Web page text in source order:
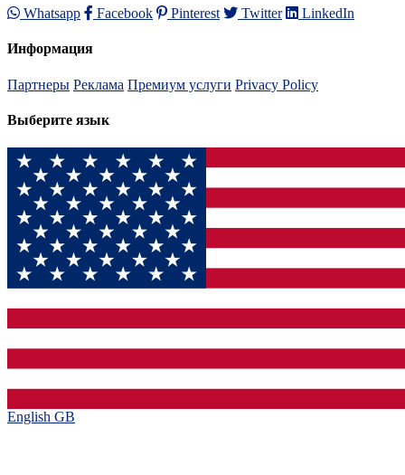
Whatsapp Facebook Pinterest Twitter LinkedIn
Информация
Партнеры Реклама Премиум услуги Privacy Policy
Выберите язык
English GB‎